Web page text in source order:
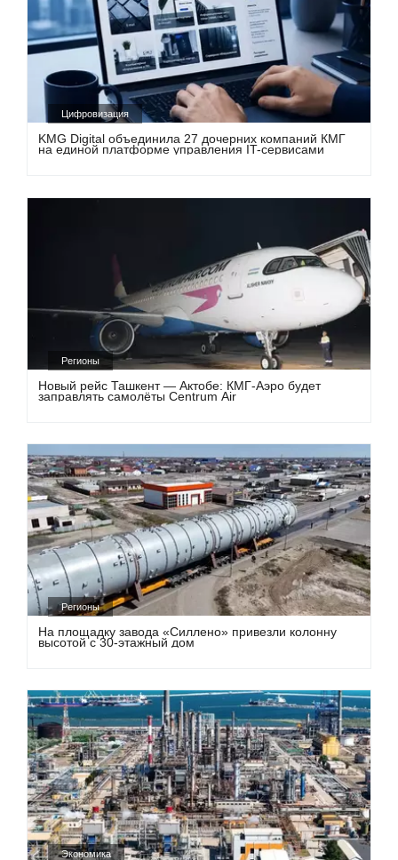
Цифровизация
KMG Digital объединила 27 дочерних компаний КМГ
на единой платформе управления IT-сервисами
Регионы
Новый рейс Ташкент — Актобе: КМГ-Аэро будет
заправлять самолёты Centrum Air
Регионы
На площадку завода «Силлено» привезли колонну
высотой с 30-этажный дом
Экономика